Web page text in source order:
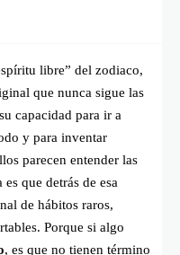
libre” del zodiaco,
que nunca sigue las
capacidad para ir a
y para inventar
parecen entender las
que detrás de esa
de hábitos raros,
Porque si algo
, es que no tienen término